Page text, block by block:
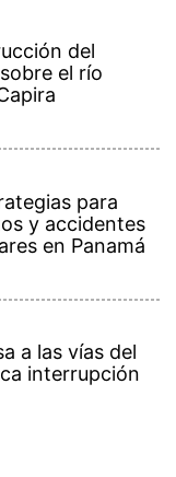
del
el río
para
y accidentes
en Panamá
a las vías del
interrupción